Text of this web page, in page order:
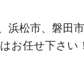
浜松市、磐田
お任せ下さい